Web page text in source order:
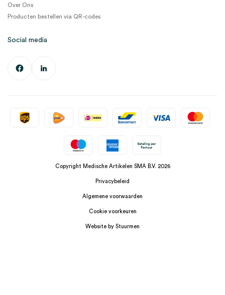
Over Ons
Producten bestellen via QR-codes
Social media
Copyright Medische Artikelen SMA B.V. 2026
Privacybeleid
Algemene voorwaarden
Cookie voorkeuren
Website by Stuurmen